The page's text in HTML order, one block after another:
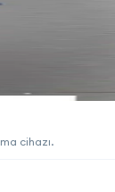
cihazı.